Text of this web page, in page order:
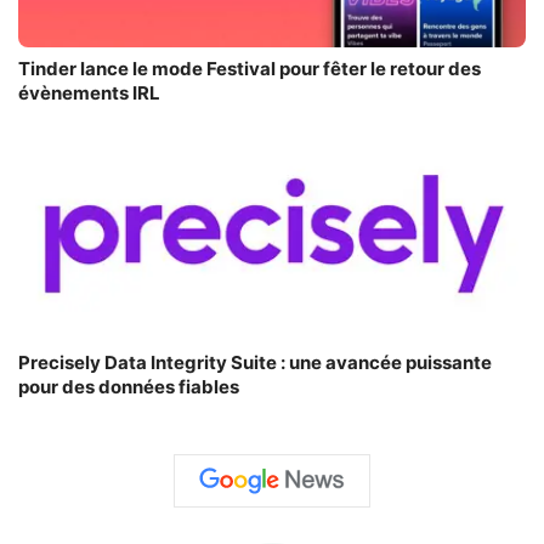
Tinder lance le mode Festival pour fêter le retour des
évènements IRL
Precisely Data Integrity Suite : une avancée puissante
pour des données fiables